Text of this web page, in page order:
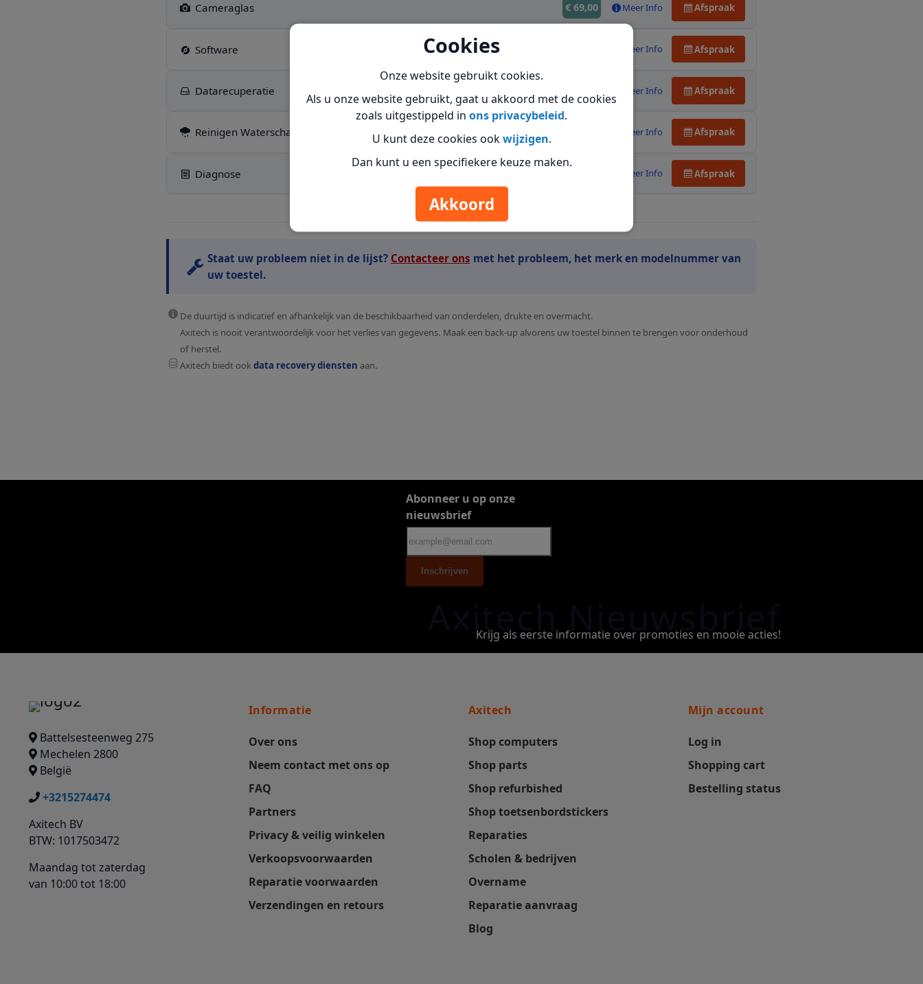
Cookies
Onze website gebruikt cookies.
Als u onze website gebruikt, gaat u akkoord met de cookies
zoals uitgestippeld in ons privacybeleid.
U kunt deze cookies ook wijzigen.
Dan kunt u een specifiekere keuze maken.
Akkoord
Cameraglas € 69,00 Meer Info Afspraak
Software Meer Info Afspraak
Datarecuperatie Meer Info Afspraak
Reinigen Waterschade Meer Info Afspraak
Diagnose Meer Info Afspraak
Staat uw probleem niet in de lijst? Contacteer ons met het probleem, het merk en modelnummer van
uw toestel.
De duurtijd is indicatief en afhankelijk van de beschikbaarheid van onderdelen, drukte en overmacht.
Axitech is nooit verantwoordelijk voor het verlies van gegevens. Maak een back-up alvorens uw toestel binnen te brengen voor onderhoud
of herstel.
Axitech biedt ookdata recovery diensten aan.
Axitech Nieuwsbrief
Krijg als eerste informatie over promoties en mooie acties!
Abonneer u op onze
nieuwsbrief
Inschrijven
Battelsesteenweg 275
Mechelen 2800
België
+3215274474
Axitech BV
BTW: 1017503472
Maandag tot zaterdag
van 10:00 tot 18:00
Informatie
Over ons
Neem contact met ons op
FAQ
Partners
Privacy & veilig winkelen
Verkoopsvoorwaarden
Reparatie voorwaarden
Verzendingen en retours
Axitech
Shop computers
Shop parts
Shop refurbished
Shop toetsenbordstickers
Reparaties
Scholen & bedrijven
Overname
Reparatie aanvraag
Blog
Mijn account
Log in
Shopping cart
Bestelling status